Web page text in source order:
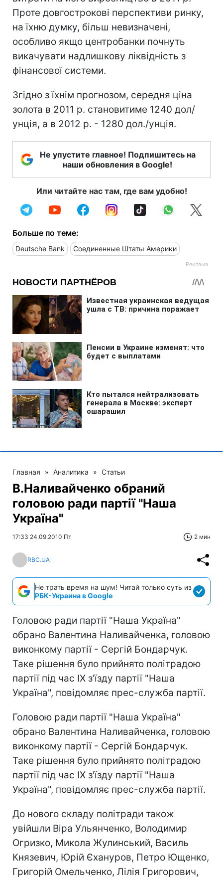
Проте довгострокові перспективи ринку,
на їхню думку, більш невизначені,
особливо якщо центробанки почнуть
викачувати надлишкову ліквідність з
фінансової системи.
Згідно з їхнім прогнозом, середня ціна
золота в 2011 р. становитиме 1240 дол/
унція, а в 2012 р. - 1280 дол./унція.
Не упустите главное! Подпишитесь на
наши обновления в Google!
Или читайте нас там, где вам удобно!
Больше по теме:
Deutsche Bank Соединенные Штаты Америки
Главная » Аналитика » Статьи
В.Наливайченко обраний
головою ради партії "Наша
Україна"
17:33 24.09.2010 Пт 2 мин
RBC.UA
Не трать время на шум! Читай только суть из
РБК-Украина в Google
Головою ради партії "Наша Україна"
обрано Валентина Наливайченка, головою
виконкому партії - Сергій Бондарчук.
Таке рішення було прийнято політрадою
партії під час IX з'їзду партії "Наша
Україна", повідомляє прес-служба партії.
Головою ради партії "Наша Україна"
обрано Валентина Наливайченка, головою
виконкому партії - Сергій Бондарчук.
Таке рішення було прийнято політрадою
партії під час IX з'їзду партії "Наша
Україна", повідомляє прес-служба партії.
До нового складу політради також
увійшли Віра Ульянченко, Володимир
Огризко, Микола Жулинський, Василь
Князевич, Юрій Єхануров, Петро Ющенко,
Григорій Омельченко, Лілія Григорович,